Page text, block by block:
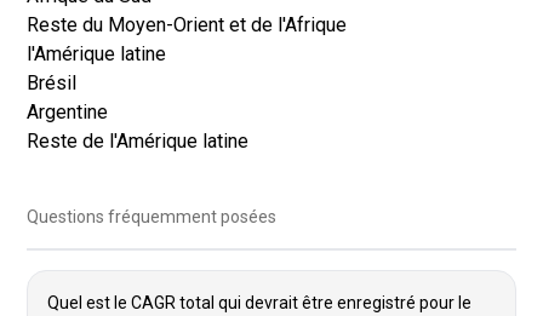
Reste du Moyen-Orient et de l'Afrique
l'Amérique latine
Brésil
Argentine
Reste de l'Amérique latine
Questions fréquemment posées
Quel est le CAGR total qui devrait être enregistré pour le